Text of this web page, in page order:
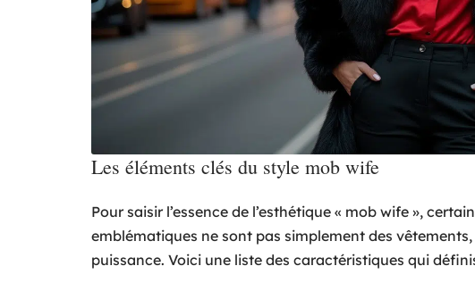
Les éléments clés du style mob wife
Pour saisir l’essence de l’esthétique « mob wife »,
emblématiques ne sont pas simplement des
puissance. Voici une liste des caractéristiques qui